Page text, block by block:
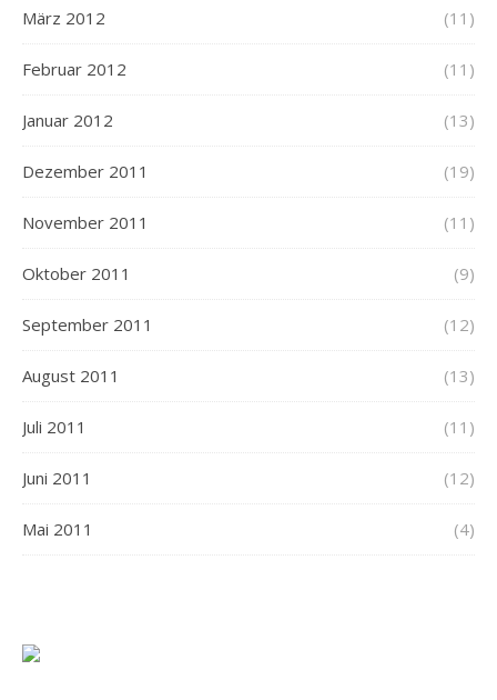
März 2012 (11)
Februar 2012 (11)
Januar 2012 (13)
Dezember 2011 (19)
November 2011 (11)
Oktober 2011 (9)
September 2011 (12)
August 2011 (13)
Juli 2011 (11)
Juni 2011 (12)
Mai 2011 (4)